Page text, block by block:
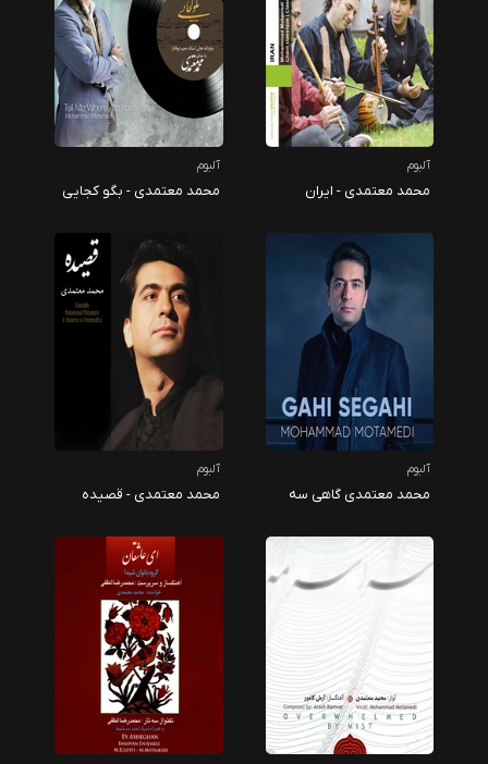
آلبوم
محمد معتمدی - ایران
آلبوم
محمد معتمدی - بگو کجایی
آلبوم
محمد معتمدی گاهی سه
آلبوم
محمد معتمدی - قصیده